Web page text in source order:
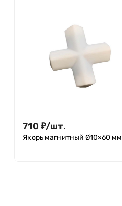
710 ₽/шт.
Якорь магнитный Ø10×60 мм